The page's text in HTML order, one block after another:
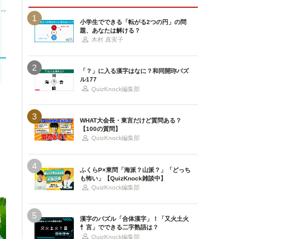
1
小学生でできる「転がる2つの円」の問
題、あなたは解ける？
木村 真実子
2
「？」に入る漢字はなに？和同開珎パズ
ル177
QuizKnock編集部
3
WHAT大会長・東言だけど質問ある？
【100の質問】
QuizKnock編集部
4
ふくらP×東問「海派？山派？」「どっち
も怖い」【QuizKnock雑談中】
QuizKnock編集部
5
漢字のパズル「合体漢字」！「又火土火
忄言」でできる二字熟語は？
QuizKnock編集部